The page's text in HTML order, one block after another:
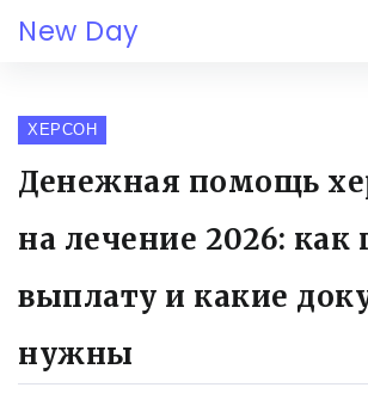
New Day
ХЕРСОН
Денежная помощь
на лечение 2026: как
выплату и какие
нужны